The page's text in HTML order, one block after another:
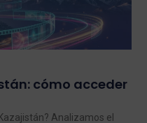
cómo acceder
Analizamos el